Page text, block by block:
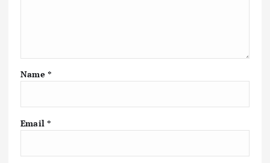
Name *
Email *